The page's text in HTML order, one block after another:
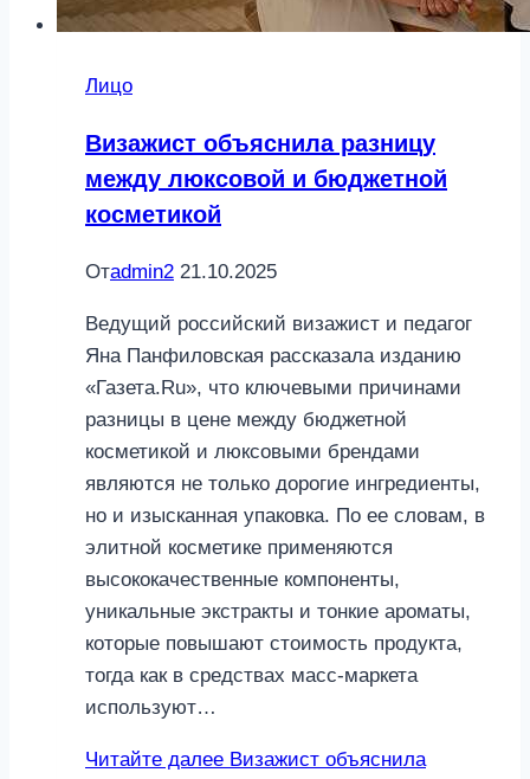
Лицо
Визажист объяснила разницу
между люксовой и бюджетной
косметикой
Отadmin2 21.10.2025
Ведущий российский визажист и педагог
Яна Панфиловская рассказала изданию
«Газета.Ru», что ключевыми причинами
разницы в цене между бюджетной
косметикой и люксовыми брендами
являются не только дорогие ингредиенты,
но и изысканная упаковка. По ее словам, в
элитной косметике применяются
высококачественные компоненты,
уникальные экстракты и тонкие ароматы,
которые повышают стоимость продукта,
тогда как в средствах масс-маркета
используют…
Читайте далее Визажист объяснила